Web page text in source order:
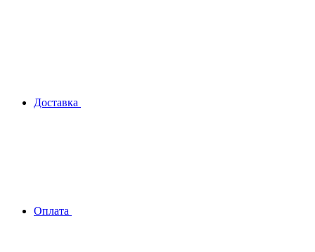
Доставка
Оплата